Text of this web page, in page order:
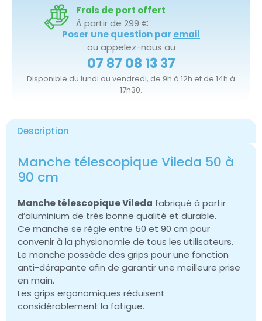
Frais de port offert
À partir de 299 €
Poser une question par email
ou appelez-nous au
07 87 08 13 37
Disponible du lundi au vendredi, de 9h à 12h et de 14h à
17h30.
Description
Manche télescopique Vileda 50 à
90 cm
Manche télescopique Vileda fabriqué à partir
d’aluminium de très bonne qualité et durable.
Ce manche se règle entre 50 et 90 cm pour
convenir à la physionomie de tous les utilisateurs.
Le manche possède des grips pour une fonction
anti-dérapante afin de garantir une meilleure prise
en main.
Les grips ergonomiques réduisent
considérablement la fatigue.